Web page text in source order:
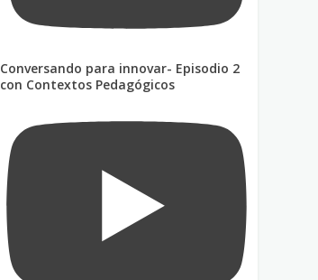
Conversando para innovar- Episodio 2
con Contextos Pedagógicos